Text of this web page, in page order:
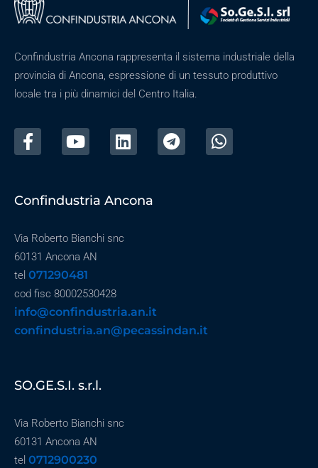
Confindustria Ancona rappresenta il sistema industriale della
provincia di Ancona, espressione di un tessuto produttivo
locale tra i più dinamici del Centro Italia.
Confindustria Ancona
Via Roberto Bianchi snc
60131 Ancona AN
tel 071290481
cod fisc 80002530428
info@confindustria.an.it
confindustria.an@pecassindan.it
SO.GE.S.I. s.r.l.
Via Roberto Bianchi snc
60131 Ancona AN
tel 0712900230